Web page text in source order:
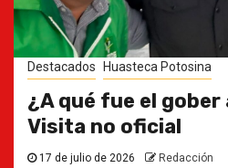
Destacados Huasteca Potosina
¿A qué fue el gober
Visita no oficial
17 de julio de 2026 Redacción